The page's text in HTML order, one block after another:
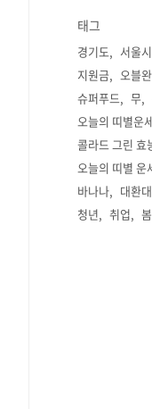
태그
경기도 서울시
지원금
오블완
슈퍼푸드
무
오늘의 띠별운
콜라드 그린 효
오늘의 띠별 운
바나나
대환
청년
취업